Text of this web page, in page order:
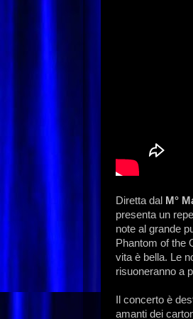
Diretta dal M°
presenta un
note al grande
Phantom of the
vita è bella. Le
risuoneranno a
Il concerto è
amanti dei